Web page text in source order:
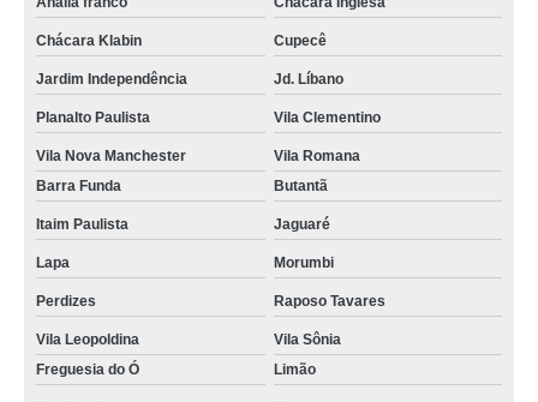
onde tem serviços de enfermagem domiciliar Indianópolis
assistência de enfermagem domiciliar empresa Belém
onde tem enfermagem domiciliar home care Planalto Paulista
onde tem atendimento domiciliar de enfermagem Jardim Panorama
enfermagem em domicílio empresa Vila Guilherme
enfermagem domiciliar home care empresa Raposo Tavares
serviços de enfermagem home care empresa Jardim Leonor
Chácara Klabin Cupecê
Jardim Independência Jd. Líbano
Planalto Paulista Vila Clementino
Vila Nova Manchester
Vila Romana
Barra Funda
Butantã
Itaim Paulista Jaguaré
Lapa Morumbi
Perdizes Raposo Tavares
Vila Leopoldina
Vila Sônia
Freguesia do Ó
Limão